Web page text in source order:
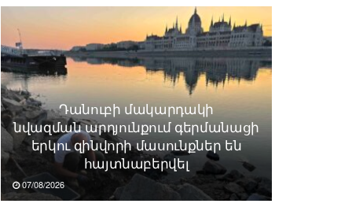
Դանուբի մակարդակի
նվազման արդյունքում գերմանացի
երկու զինվորի մասունքներ են
հայտնաբերվել
07/08/2026